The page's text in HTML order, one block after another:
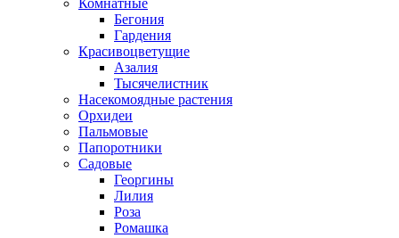
Бегония
Гардения
Красивоцветущие
Азалия
Тысячелистник
Насекомоядные растения
Орхидеи
Пальмовые
Папоротники
Садовые
Георгины
Лилия
Роза
Ромашка